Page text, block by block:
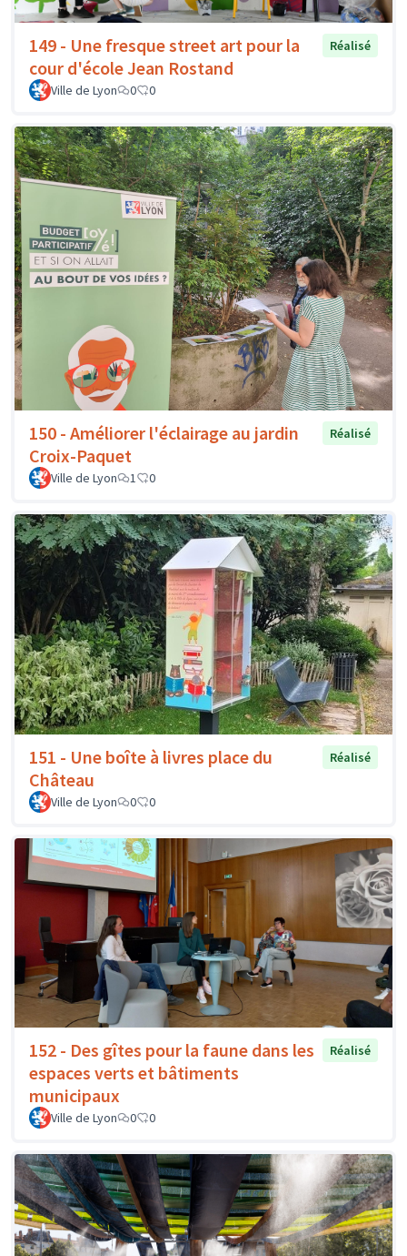
149 - Une fresque street art pour la
cour d'école Jean Rostand
Réalisé
Ville de Lyon 0 0
150 - Améliorer l'éclairage au jardin
Croix-Paquet
Réalisé
Ville de Lyon 1 0
151 - Une boîte à livres place du
Château
Réalisé
Ville de Lyon 0 0
152 - Des gîtes pour la faune dans les
espaces verts et bâtiments
municipaux
Réalisé
Ville de Lyon 0 0